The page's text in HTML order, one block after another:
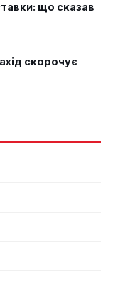
що сказав
скорочує